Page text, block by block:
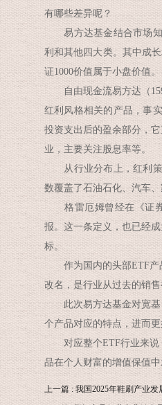
有哪些差异呢？
易方达基金结合市场知
利和其他四大类。其中成
证1000价值属于小盘价值。
自由现金流易方达（
红利风格相关的产品，事
投资支出后的盈余部分，
业，主要关注股息率等。
从行业分布上，红利策
数覆盖了石油石化、汽车
格雷厄姆曾经在《证券
报。这一条定义，也已经
标。
作为国内的头部ETF产
改名，是行业从过去的销
此次易方达基金对宽基、
个产品对应的特点，进而
对应整个ETF行业来说，
品在个人财富的增值保值
上一篇 : 我国2025年鞋刷产业